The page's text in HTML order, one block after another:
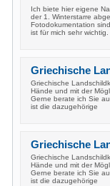
Ich biete hier eigene
der 1. Winterstarre
Fotodokumentation
ist für mich sehr
Griechische
Griechische
Hände und mit der
Gerne berate ich Sie
ist die dazugehörige
Griechische
Griechische
Hände und mit der
Gerne berate ich Sie
ist die dazugehörige